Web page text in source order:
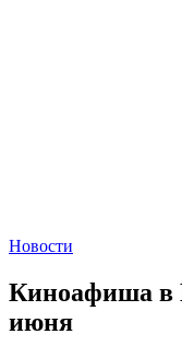
Новости
Киноафиша в
июня